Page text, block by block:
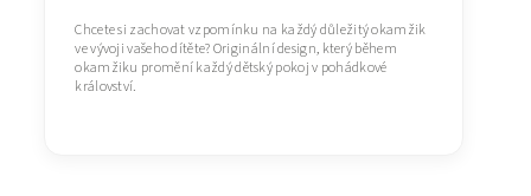
Chcete si zachovat vzpomínku na každý důležitý okamžik
ve vývoji vašeho dítěte? Originální design, který během
okamžiku promění každý dětský pokoj v pohádkové
království.